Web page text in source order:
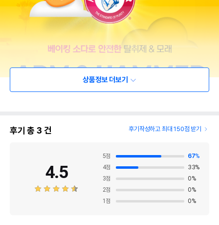
상품정보 더보기
후기 총 3 건 후기작성하고 최대 150점 받기
4.5
5점 67%
4점 33%
3점 0%
2점 0%
1 점 0%